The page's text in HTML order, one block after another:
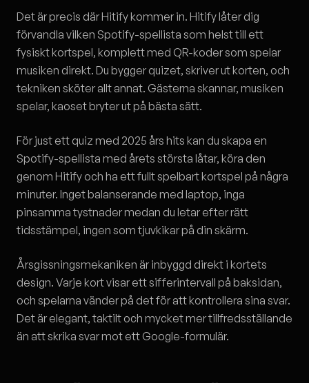
Det är precis där Hitify kommer in. Hitify låter dig
förvandla vilken Spotify-spellista som helst till ett
fysiskt kortspel, komplett med QR-koder som spelar
musiken direkt. Du bygger quizet, skriver ut korten, och
tekniken sköter allt annat. Gästerna skannar, musiken
spelar, kaoset bryter ut på bästa sätt.
För just ett quiz med 2025 års hits kan du skapa en
Spotify-spellista med årets största låtar, köra den
genom Hitify och ha ett fullt spelbart kortspel på några
minuter. Inget balanserande med laptop, inga
pinsamma tystnader medan du letar efter rätt
tidsstämpel, ingen som tjuvkikar på din skärm.
Årsgissningsmekaniken är inbyggd direkt i kortets
design. Varje kort visar ett sifferintervall på baksidan,
och spelarna vänder på det för att kontrollera sina svar.
Det är elegant, taktilt och mycket mer tillfredsställande
än att skrika svar mot ett Google-formulär.